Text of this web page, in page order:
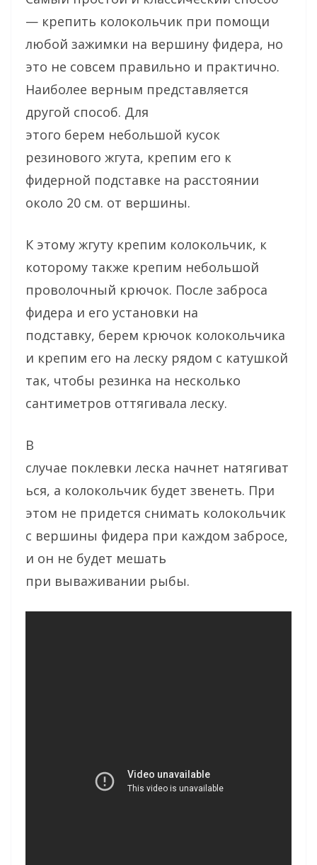
— крепить колокольчик при помощи
любой зажимки на вершину фидера, но
это не совсем правильно и практично.
Наиболее верным представляется
другой способ. Для
этого берем небольшой кусок
резинового жгута, крепим его к
фидерной подставке на расстоянии
около 20 см. от вершины.
К этому жгуту крепим колокольчик, к
которому также крепим небольшой
проволочный крючок. После заброса
фидера и его установки на
подставку, берем крючок колокольчика
и крепим его на леску рядом с катушкой
так, чтобы резинка на несколько
сантиметров оттягивала леску.
В
случае поклевки леска начнет натягиват
ься, а колокольчик будет звенеть. При
этом не придется снимать колокольчик
с вершины фидера при каждом забросе,
и он не будет мешать
при вываживании рыбы.